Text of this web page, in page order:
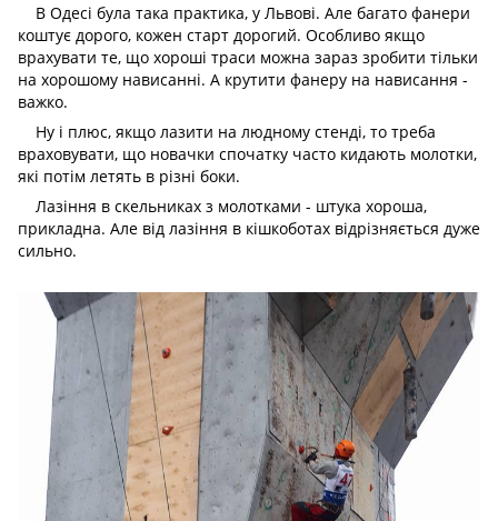
В Одесі була така практика, у Львові. Але багато фанери
коштує дорого, кожен старт дорогий. Особливо якщо
врахувати те, що хороші траси можна зараз зробити тільки
на хорошому нависанні. А крутити фанеру на нависання -
важко.
Ну і плюс, якщо лазити на людному стенді, то треба
враховувати, що новачки спочатку часто кидають молотки,
які потім летять в різні боки.
Лазіння в скельниках з молотками - штука хороша,
прикладна. Але від лазіння в кішкоботах відрізняється дуже
сильно.